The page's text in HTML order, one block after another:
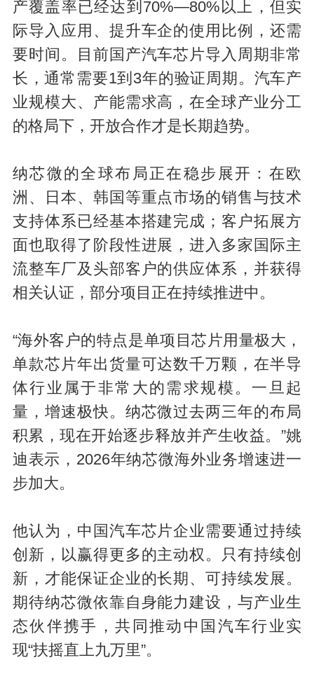
产覆盖率已经达到70%—80%以上，但实
际导入应用、提升车企的使用比例，还需
要时间。目前国产汽车芯片导入周期非常
长，通常需要1到3年的验证周期。汽车产
业规模大、产能需求高，在全球产业分工
的格局下，开放合作才是长期趋势。
纳芯微的全球布局正在稳步展开：在欧
洲、日本、韩国等重点市场的销售与技术
支持体系已经基本搭建完成；客户拓展方
面也取得了阶段性进展，进入多家国际主
流整车厂及头部客户的供应体系，并获得
相关认证，部分项目正在持续推进中。
“海外客户的特点是单项目芯片用量极大，
单款芯片年出货量可达数千万颗，在半导
体行业属于非常大的需求规模。一旦起
量，增速极快。纳芯微过去两三年的布局
积累，现在开始逐步释放并产生收益。”姚
迪表示，2026年纳芯微海外业务增速进一
步加大。
他认为，中国汽车芯片企业需要通过持续
创新，以赢得更多的主动权。只有持续创
新，才能保证企业的长期、可持续发展。
期待纳芯微依靠自身能力建设，与产业生
态伙伴携手，共同推动中国汽车行业实
现“扶摇直上九万里”。